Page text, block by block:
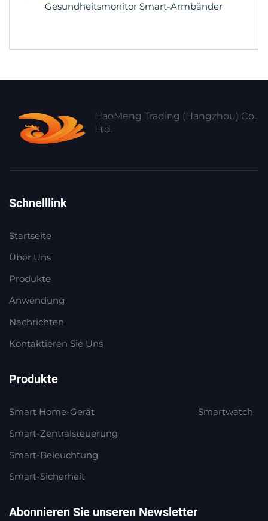
Gesundheitsmonitor Smart-Armbänder
HaoMeng Trading (Hangzhou) Co.,
Ltd.
Schnelllink
Startseite
Über Uns
Produkte
Anwendung
Nachrichten
Kontaktieren Sie Uns
Produkte
Smart Home-Gerät
Smart-Zentralsteuerung
Smart-Beleuchtung
Smart-Sicherheit
Smartwatch
Abonnieren Sie unseren Newsletter